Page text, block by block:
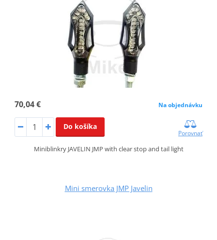
70,04 € Na objednávku
Do košíka
Porovnať
Miniblinkry JAVELIN JMP with clear stop and tail light
Mini smerovka JMP Javelin